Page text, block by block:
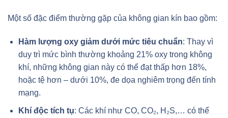
Một số đặc điểm thường gặp của không gian kín bao gồm:
Hàm lượng oxy giảm dưới mức tiêu chuẩn: Thay vì
duy trì mức bình thường khoảng 21% oxy trong không
khí, những không gian này có thể đạt thấp hơn 18%,
hoặc tệ hơn – dưới 10%, đe dọa nghiêm trọng đến tính
mạng.
Khí độc tích tụ: Các khí như CO, CO₂, H₂S,… có thể